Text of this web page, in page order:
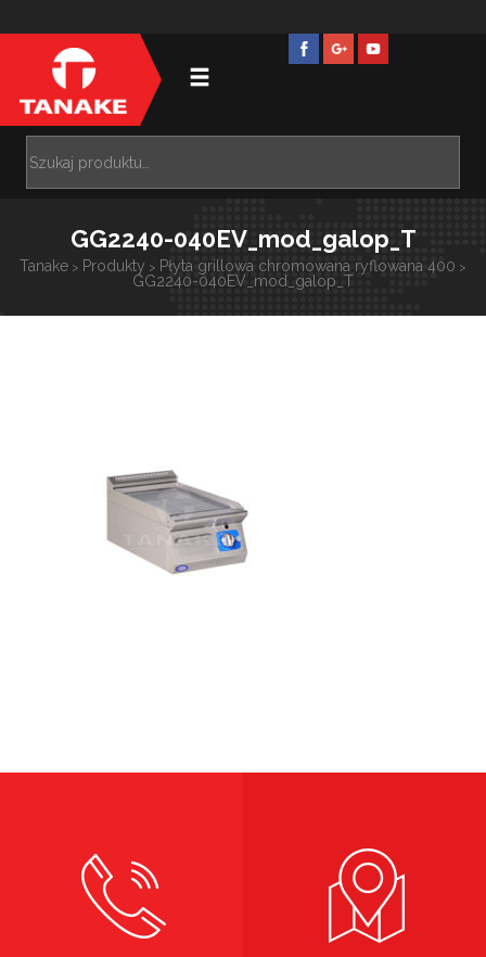
GG2240-040EV_mod_galop_T
Tanake > Produkty > Płyta grillowa chromowana ryflowana 400 >
GG2240-040EV_mod_galop_T